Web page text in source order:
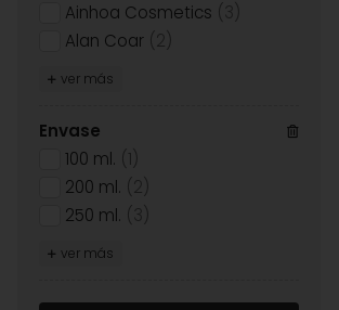
Ainhoa Cosmetics (3)
Alan Coar (2)
ver más
Envase
100 ml. (1)
200 ml. (2)
250 ml. (3)
ver más